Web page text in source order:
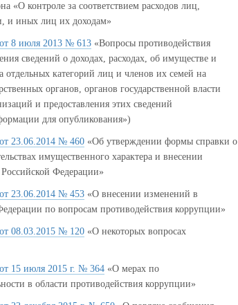
«О контроле за соответствием расходов лиц,
и иных лиц их доходам»
8 июля 2013 № 613 «Вопросы противодействия
сведений о доходах, расходах, об имуществе и
отдельных категорий лиц и членов их семей на
органов, органов государственной власти
и предоставления этих сведений
для опубликования»)
23.06.2014 № 460 «Об утверждении формы справки о
имущественного характера и внесении
Федерации»
23.06.2014 № 453 «О внесении изменений в
по вопросам противодействия коррупции»
08.03.2015 № 120 «О некоторых вопросах
15 июля 2015 г. № 364 «О мерах по
в области противодействия коррупции»